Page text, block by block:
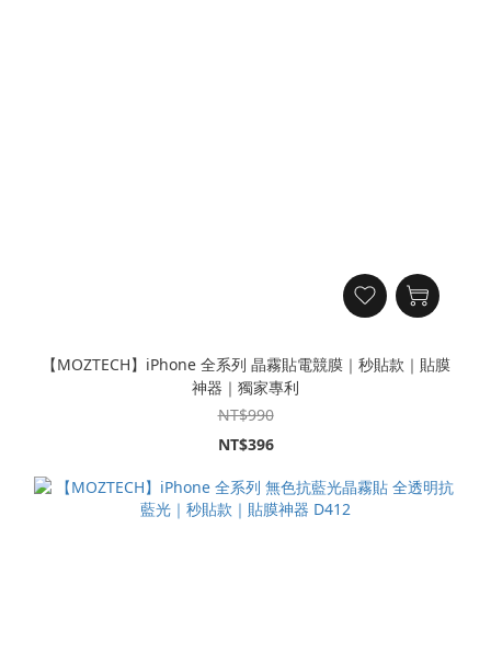
【MOZTECH】iPhone 全系列 晶霧貼電競膜｜秒貼款｜貼膜
神器｜獨家專利
NT$990
NT$396